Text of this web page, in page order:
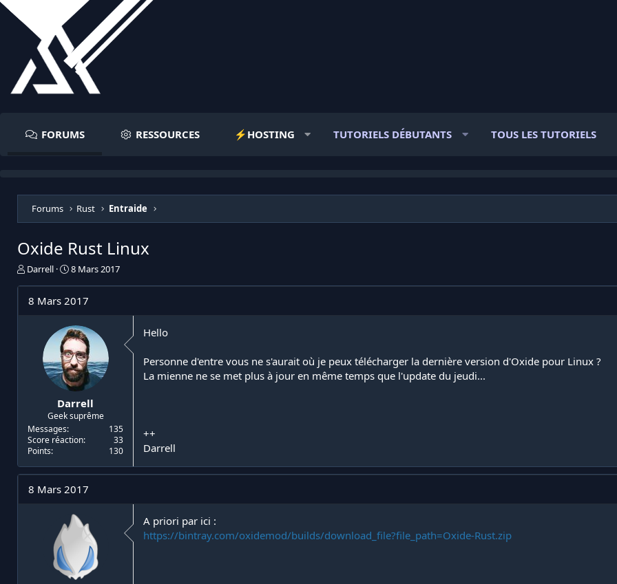
FORUMS RESSOURCES ⚡️HOSTING TUTORIELS DÉBUTANTS TOUS LES TUTORIELS
Forums Rust Entraide
Oxide Rust Linux
I
t
a
d
s
c
u
Darrell
D
e
e
d
é
b
u
t
8 Mars 2017
8 Mars 2017
Darrell
Geek suprême
Messages
135
Score réaction
33
Points
130
Hello
Personne d'entre vous ne s'aurait où je peux télécharger la dernière version d'Oxide pour Linux ?
La mienne ne se met plus à jour en même temps que l'update du jeudi...
++
Darrell
8 Mars 2017
A priori par ici :
https://bintray.com/oxidemod/builds/download_file?file_path=Oxide-Rust.zip